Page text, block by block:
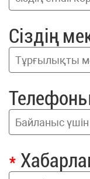
Сіздің
*